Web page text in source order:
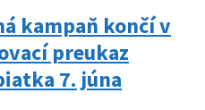
kampaň končí v
preukaz
7. júna